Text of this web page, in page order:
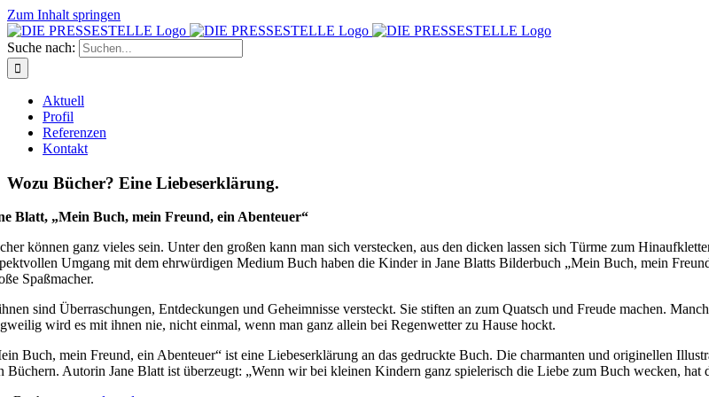
Zum Inhalt springen
Suche nach:
Aktuell
Profil
Referenzen
Kontakt
Wozu Bücher? Eine Liebeserklärung.
Blatt, „Mein Buch, mein Freund, ein Abenteuer“
können ganz vieles sein. Unter den großen kann man sich verstecken, aus den dicken lassen sich Türme zum
Umgang mit dem ehrwürdigen Medium Buch haben die Kinder in Jane Blatts Bilderbuch „Mein Buch, mein
Spaßmacher.
sind Überraschungen, Entdeckungen und Geheimnisse versteckt. Sie stiften an zum Quatsch und Freude machen.
wird es mit ihnen nie, nicht einmal, wenn man ganz allein bei Regenwetter zu Hause hockt.
Buch, mein Freund, ein Abenteuer“ ist eine Liebeserklärung an das gedruckte Buch. Die charmanten und originellen
Büchern. Autorin Jane Blatt ist überzeugt: „Wenn wir bei kleinen Kindern ganz spielerisch die Liebe zum Buch wecken, hat